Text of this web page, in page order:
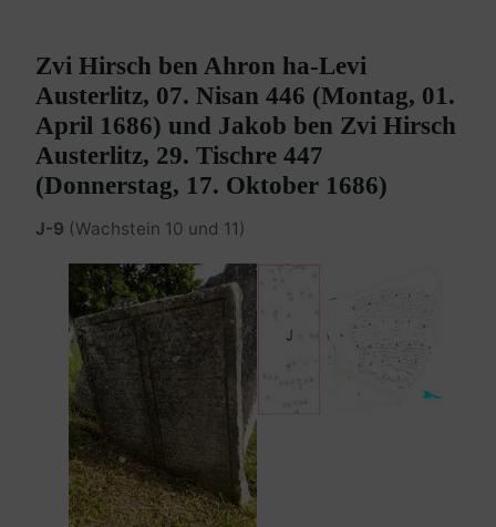
Zvi Hirsch ben Ahron ha-Levi
Austerlitz, 07. Nisan 446 (Montag, 01.
April 1686) und Jakob ben Zvi Hirsch
Austerlitz, 29. Tischre 447
(Donnerstag, 17. Oktober 1686)
J-9 (Wachstein 10 und 11)